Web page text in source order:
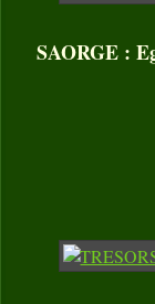
SAORGE :